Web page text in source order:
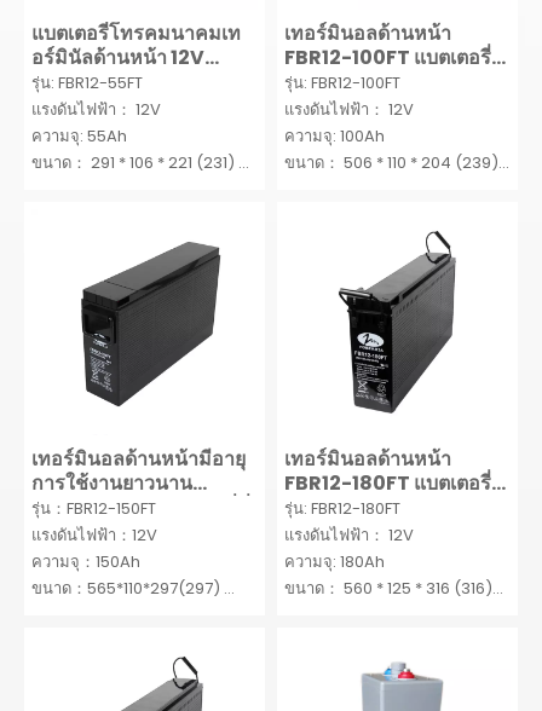
แบตเตอรี่โทรคมนาคมเท
อร์มินัลด้านหน้า 12V
55Ah AGM Deep Cycle
Battery Storage
แบตเตอรี่สำหรับระบบ
สื่อสาร
รุ่น: FBR12-55FT
แรงดันไฟฟ้า： 12V
ความจุ: 55Ah
ขนาด： 291 * 106 * 221 (231)
เทอร์มินอลด้านหน้า
FBR12-100FT แบตเตอรี่
แบบไม่ต้องบำรุงรักษา
รุ่น: FBR12-100FT
แรงดันไฟฟ้า： 12V
ความจุ: 100Ah
ขนาด： 506 * 110 * 204 (239)
เทอร์มินอลด้านหน้ามีอายุ
การใช้งานยาวนาน
FBR12-150FT แบตเตอรี่ที่
ไม่ต้องบำรุงรักษา
รุ่น：FBR12-150FT
แรงดันไฟฟ้า：12V
ความจุ：150Ah
ขนาด：565*110*297(297)
เทอร์มินอลด้านหน้า
FBR12-180FT แบตเตอรี่
แบบไม่ต้องบำรุงรักษา
รุ่น: FBR12-180FT
แรงดันไฟฟ้า： 12V
ความจุ: 180Ah
ขนาด： 560 * 125 * 316 (316)